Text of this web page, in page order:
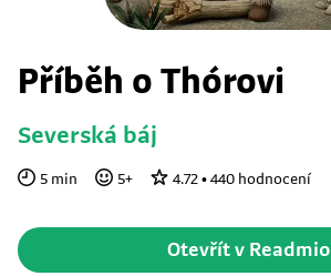
Příběh o Thórovi
Severská báj
5 min 5+ 4.72 • 440 hodnocení
Otevřít v Readmio